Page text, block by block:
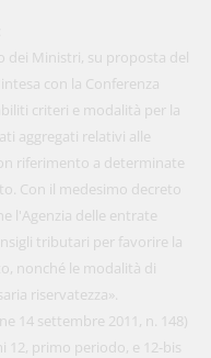
dei Ministri, su proposta del
con la Conferenza
criteri e modalità per la
aggregati relativi alle
riferimento a determinate
Con il medesimo decreto
l'Agenzia delle entrate
tributari per favorire la
nonché le modalità di
riservatezza».
14 settembre 2011, n. 148)
12, primo periodo, e 12-bis